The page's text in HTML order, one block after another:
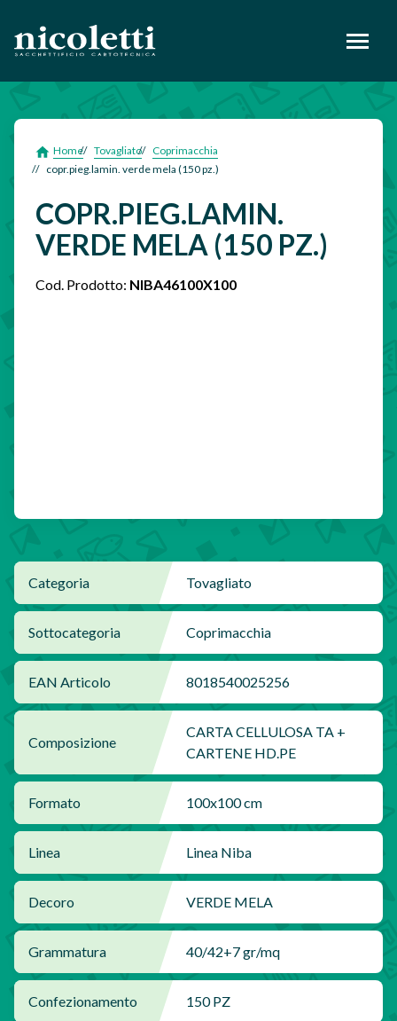
footer
Home Tovagliato
Coprimacchia
copr.pieg.lamin. verde mela (150 pz.)
COPR.PIEG.LAMIN.
VERDE MELA (150 PZ.)
Cod. Prodotto: NIBA46100X100
Categoria Tovagliato
Sottocategoria Coprimacchia
EAN Articolo 8018540025256
Composizione
CARTA CELLULOSA TA +
CARTENE HD.PE
Formato 100x100 cm
Linea Linea Niba
Decoro VERDE MELA
Grammatura 40/42+7 gr/mq
Confezionamento 150 PZ